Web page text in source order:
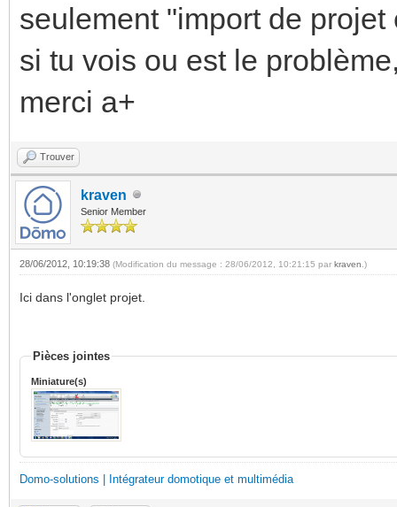
seulement "import de projet
si tu vois ou est le
merci a+
Trouver
kraven
Senior Member
28/06/2012, 10:19:38 (Modification du message : 28/06/2012, 10:21:15 par kraven .)
Ici dans l'onglet projet.
Pièces jointes
Miniature(s)
Domo-solutions | Intégrateur domotique et multimédia